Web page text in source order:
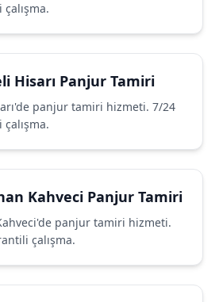
Hisarı Panjur Tamiri
panjur tamiri hizmeti. 7/24
Kahveci Panjur Tamiri
panjur tamiri hizmeti.
çalışma.